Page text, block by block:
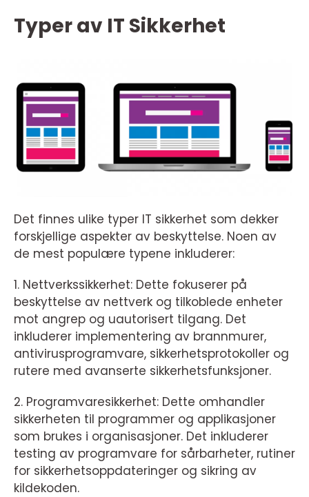
Typer av IT Sikkerhet
Det finnes ulike typer IT sikkerhet som dekker
forskjellige aspekter av beskyttelse. Noen av
de mest populære typene inkluderer:
1. Nettverkssikkerhet: Dette fokuserer på
beskyttelse av nettverk og tilkoblede enheter
mot angrep og uautorisert tilgang. Det
inkluderer implementering av brannmurer,
antivirusprogramvare, sikkerhetsprotokoller og
rutere med avanserte sikkerhetsfunksjoner.
2. Programvaresikkerhet: Dette omhandler
sikkerheten til programmer og applikasjoner
som brukes i organisasjoner. Det inkluderer
testing av programvare for sårbarheter, rutiner
for sikkerhetsoppdateringer og sikring av
kildekoden.